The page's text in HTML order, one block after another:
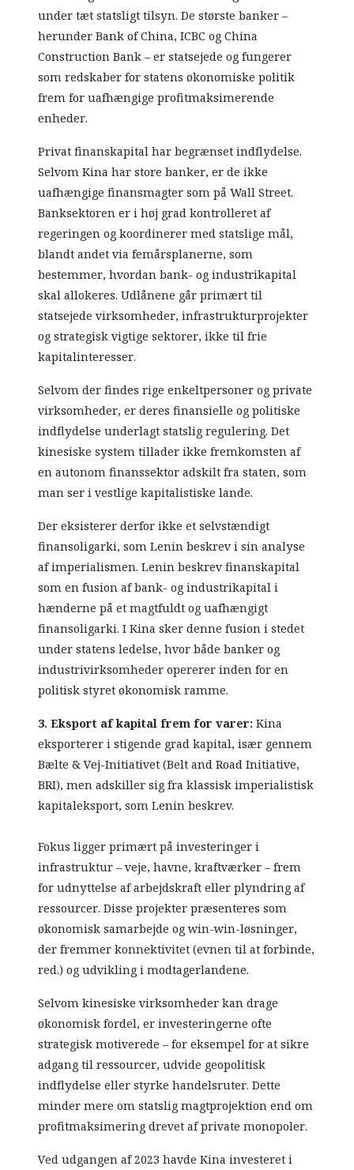
under tæt statsligt tilsyn. De største banker –
herunder Bank of China, ICBC og China
Construction Bank – er statsejede og fungerer
som redskaber for statens økonomiske politik
frem for uafhængige profitmaksimerende
enheder.
Privat finanskapital har begrænset indflydelse.
Selvom Kina har store banker, er de ikke
uafhængige finansmagter som på Wall Street.
Banksektoren er i høj grad kontrolleret af
regeringen og koordinerer med statslige mål,
blandt andet via femårsplanerne, som
bestemmer, hvordan bank- og industrikapital
skal allokeres. Udlånene går primært til
statsejede virksomheder, infrastrukturprojekter
og strategisk vigtige sektorer, ikke til frie
kapitalinteresser.
Selvom der findes rige enkeltpersoner og private
virksomheder, er deres finansielle og politiske
indflydelse underlagt statslig regulering. Det
kinesiske system tillader ikke fremkomsten af
en autonom finanssektor adskilt fra staten, som
man ser i vestlige kapitalistiske lande.
Der eksisterer derfor ikke et selvstændigt
finansoligarki, som Lenin beskrev i sin analyse
af imperialismen. Lenin beskrev finanskapital
som en fusion af bank- og industrikapital i
hænderne på et magtfuldt og uafhængigt
finansoligarki. I Kina sker denne fusion i stedet
under statens ledelse, hvor både banker og
industrivirksomheder opererer inden for en
politisk styret økonomisk ramme.
3. Eksport af kapital frem for varer:Kina
eksporterer i stigende grad kapital, især gennem
Bælte & Vej-Initiativet (Belt and Road Initiative,
BRI), men adskiller sig fra klassisk imperialistisk
kapitaleksport, som Lenin beskrev.
Fokus ligger primært på investeringer i
infrastruktur – veje, havne, kraftværker – frem
for udnyttelse af arbejdskraft eller plyndring af
ressourcer. Disse projekter præsenteres som
økonomisk samarbejde og win-win-løsninger,
der fremmer konnektivitet (evnen til at forbinde,
red.) og udvikling i modtagerlandene.
Selvom kinesiske virksomheder kan drage
økonomisk fordel, er investeringerne ofte
strategisk motiverede – for eksempel for at sikre
adgang til ressourcer, udvide geopolitisk
indflydelse eller styrke handelsruter. Dette
minder mere om statslig magtprojektion end om
profitmaksimering drevet af private monopoler.
Ved udgangen af 2023 havde Kina investeret i